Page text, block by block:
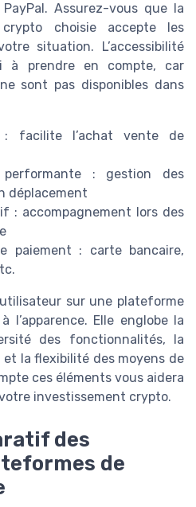
Assurez-vous que la
crypto choisie accepte les
situation. L’accessibilité
à prendre en compte, car
sont pas disponibles dans
: facilite l’achat vente de
performante : gestion des
déplacement
: accompagnement lors des
paiement : carte bancaire,
utilisateur sur une plateforme
l’apparence. Elle englobe la
des fonctionnalités, la
la flexibilité des moyens de
ces éléments vous aidera
investissement crypto.
des
de